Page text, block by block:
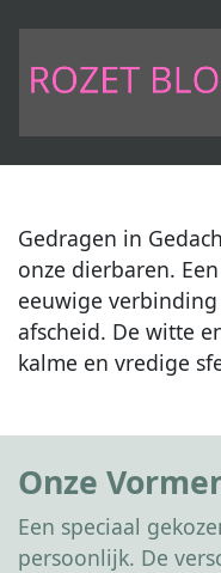
Gedragen in
onze dierbaren.
eeuwige
afscheid. De witte
kalme en vredige
Onze
Een speciaal
persoonlijk. De